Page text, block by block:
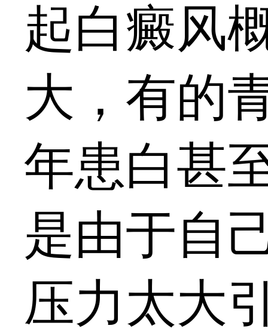
起白癜风
大，有的
年患白甚
是由于自
压力太大